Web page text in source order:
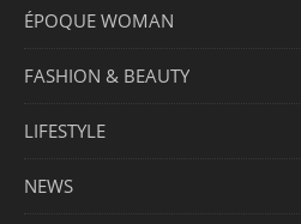
ÉPOQUE WOMAN
FASHION & BEAUTY
LIFESTYLE
NEWS